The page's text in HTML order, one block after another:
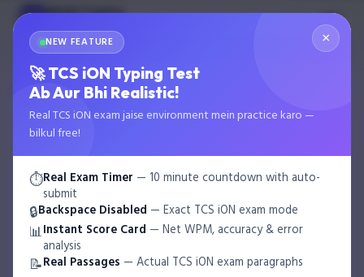
×
NEW FEATURE
🚀 TCS iON Typing Test
Ab Aur Bhi Realistic!
Real TCS iON exam jaise environment mein practice karo —
bilkul free!
⏱️Real Exam Timer — 10 minute countdown with auto-
submit
🔒Backspace Disabled — Exact TCS iON exam mode
📊Instant Score Card — Net WPM, accuracy & error
analysis
📝Real Passages — Actual TCS iON exam paragraphs
MT Multi Typing
🌙
Home › Blog › Hindi Typing vs English Typing 2026 - Complet…